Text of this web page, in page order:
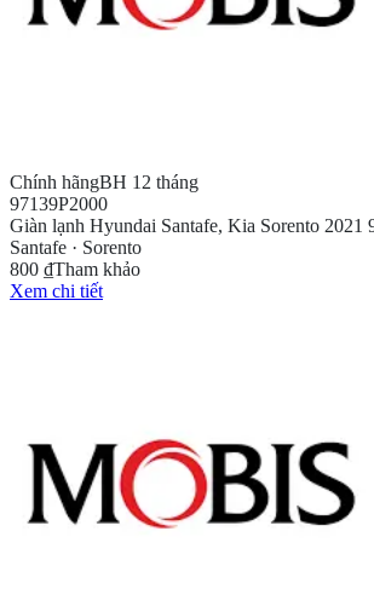
Chính hãngBH 12 tháng
97139P2000
Giàn lạnh Hyundai Santafe, Kia Sorento 2021
Santafe · Sorento
800 ₫Tham khảo
Xem chi tiết